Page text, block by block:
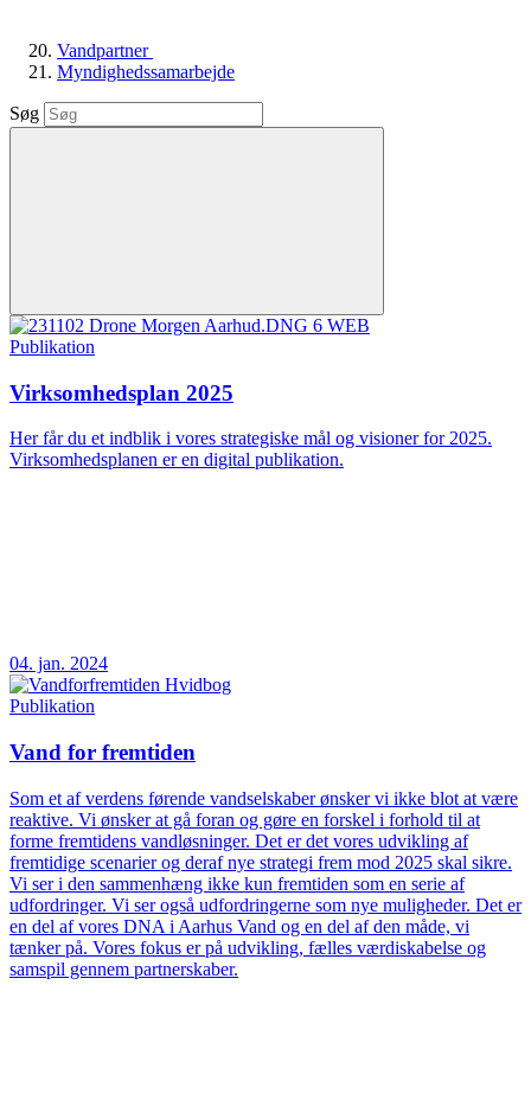
Vandpartner
Myndighedssamarbejde
Søg
Publikation
Virksomhedsplan 2025
Her får du et indblik i vores strategiske mål og visioner for 2025.
Virksomhedsplanen er en digital publikation.
04. jan. 2024
Publikation
Vand for fremtiden
Som et af verdens førende vandselskaber ønsker vi ikke blot at være
reaktive. Vi ønsker at gå foran og gøre en forskel i forhold til at
forme fremtidens vandløsninger. Det er det vores udvikling af
fremtidige scenarier og deraf nye strategi frem mod 2025 skal sikre.
Vi ser i den sammenhæng ikke kun fremtiden som en serie af
udfordringer. Vi ser også udfordringerne som nye muligheder. Det er
en del af vores DNA i Aarhus Vand og en del af den måde, vi
tænker på. Vores fokus er på udvikling, fælles værdiskabelse og
samspil gennem partnerskaber.